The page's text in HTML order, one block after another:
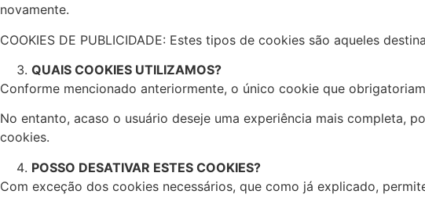
novamente.
COOKIES DE PUBLICIDADE: Estes tipos de cookies são aqueles
QUAIS COOKIES UTILIZAMOS?
Conforme mencionado anteriormente, o único cookie que
No entanto, acaso o usuário deseje uma experiência mais completa,
cookies.
POSSO DESATIVAR ESTES COOKIES?
Com exceção dos cookies necessários, que como já explicado,